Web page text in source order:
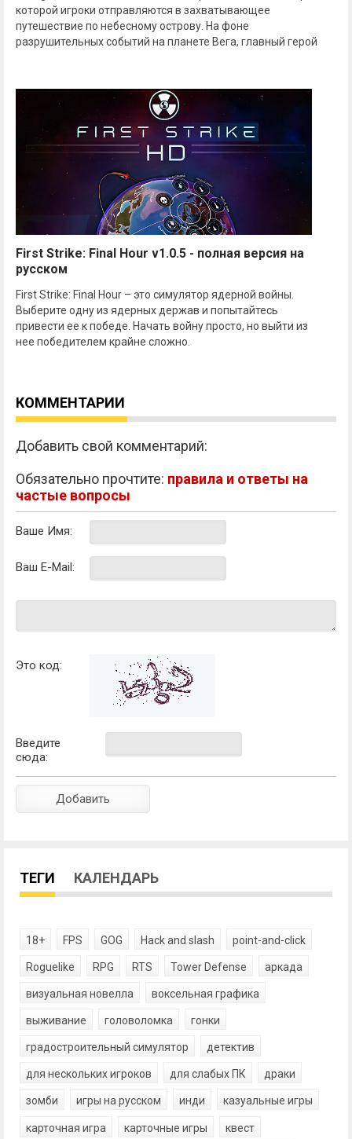
которой игроки отправляются в захватывающее
путешествие по небесному острову. На фоне
разрушительных событий на планете Вега, главный герой
First Strike: Final Hour v1.0.5 - полная версия на
русском
First Strike: Final Hour – это симулятор ядерной войны.
Выберите одну из ядерных держав и попытайтесь
привести ее к победе. Начать войну просто, но выйти из
нее победителем крайне сложно.
КОММЕНТАРИИ
Добавить свой комментарий:
Обязательно прочтите: правила и ответы на
частые вопросы
Ваше Имя:
Ваш E-Mail:
Это код:
Введите
сюда:
ТЕГИ КАЛЕНДАРЬ
18+ FPS GOG Hack and slash point-and-click
Roguelike RPG RTS Tower Defense аркада
визуальная новелла воксельная графика
выживание головоломка гонки
градостроительный симулятор детектив
для нескольких игроков для слабых ПК драки
зомби игры на русском инди казуальные игры
карточная игра карточные игры квест